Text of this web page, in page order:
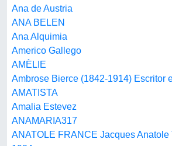
Ana de Austria
ANA BELEN
Ana Alquimia
Americo Gallego
AMÈLIE
Ambrose Bierce (1842-1914) Escritor
AMATISTA
Amalia Estevez
ANAMARIA317
ANATOLE FRANCE Jacques Anatole